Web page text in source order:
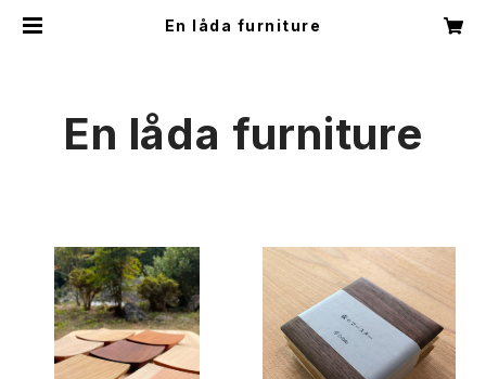
En låda furniture
En låda furniture